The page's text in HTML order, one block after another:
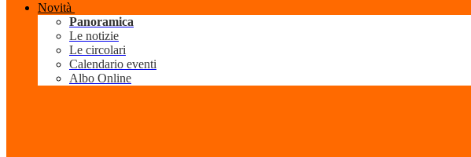
Novità
Panoramica
Le notizie
Le circolari
Calendario eventi
Albo Online